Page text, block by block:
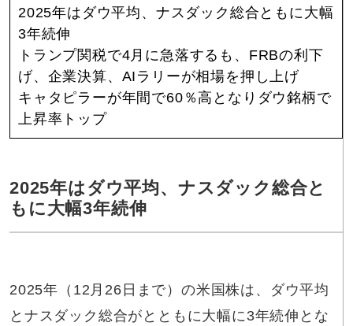
2025年はダウ平均、ナスダック総合ともに大幅
3年続伸
トランプ関税で4月に急落するも、FRBの利下
げ、企業決算、AIラリーが相場を押し上げ
キャタピラーが年間で60％高となりダウ銘柄で
上昇率トップ
2025年はダウ平均、ナスダック総合と
もに大幅3年続伸
2025年（12月26日まで）の米国株は、ダウ平均
とナスダック総合がとともに大幅に3年続伸とな